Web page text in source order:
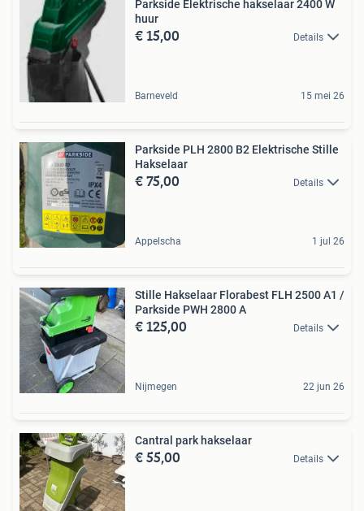
Parkside Elektrische hakselaar 2400 W
huur
€ 15,00 Details
Barneveld 15 mei 26
Parkside PLH 2800 B2 Elektrische Stille
Hakselaar
€ 75,00 Details
Appelscha 1 jul 26
Stille Hakselaar Florabest FLH 2500 A1 /
Parkside PWH 2800 A
€ 125,00 Details
Nijmegen 22 jun 26
Cantral park hakselaar
€ 55,00 Details